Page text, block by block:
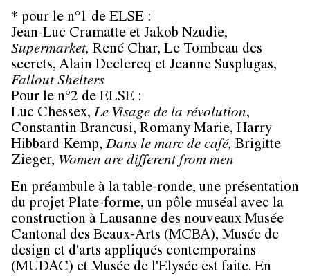
* pour le n°1 de ELSE :
Jean-Luc Cramatte et Jakob Nzudie,
Supermarket, René Char, Le Tombeau des
secrets, Alain Declercq et Jeanne Susplugas,
Fallout Shelters
Pour le n°2 de ELSE :
Luc Chessex, Le Visage de la révolution,
Constantin Brancusi, Romany Marie, Harry
Hibbard Kemp, Dans le marc de café, Brigitte
Zieger, Women are different from men
En préambule à la table-ronde, une présentation
du projet Plate-forme, un pôle muséal avec la
construction à Lausanne des nouveaux Musée
Cantonal des Beaux-Arts (MCBA), Musée de
design et d'arts appliqués contemporains
(MUDAC) et Musée de l'Elysée est faite. En